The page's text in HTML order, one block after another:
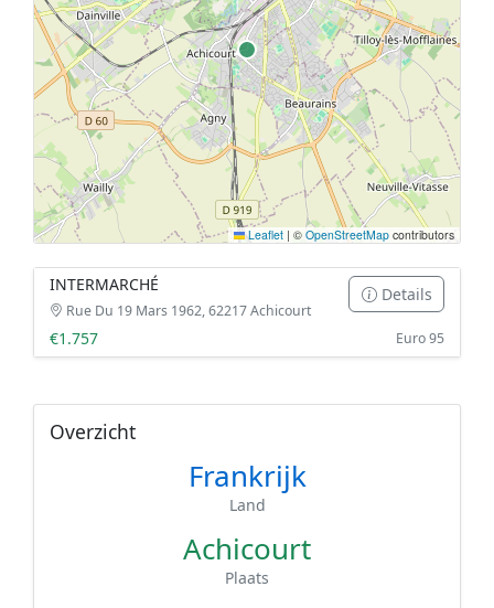
Leaflet | © OpenStreetMap contributors
INTERMARCHÉ
Rue Du 19 Mars 1962, 62217 Achicourt
Details
€1.757 Euro 95
Overzicht
Frankrijk
Land
Achicourt
Plaats